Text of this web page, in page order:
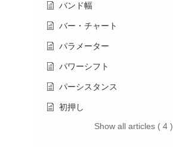
バンド幅
バー・チャート
パラメーター
パワーシフト
パーシスタンス
初押し
Show all articles ( 4 )